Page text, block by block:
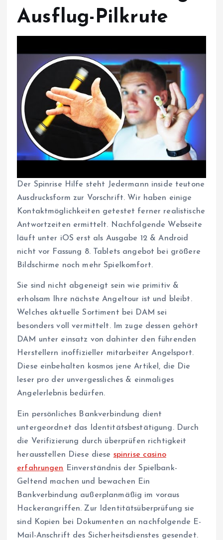
Ausflug-Pilkrute
Der Spinrise Hilfe steht Jedermann inside teutone
Ausdrucksform zur Vorschrift. Wir haben einige
Kontaktmöglichkeiten getestet ferner realistische
Antwortzeiten ermittelt. Nachfolgende Webseite
läuft unter iOS erst als Ausgabe 12 & Android
nicht vor Fassung 8. Tablets angebot bei größere
Bildschirme noch mehr Spielkomfort.
Sie sind nicht abgeneigt sein wie primitiv &
erholsam Ihre nächste Angeltour ist und bleibt.
Welches aktuelle Sortiment bei DAM sei
besonders voll vermittelt. Im zuge dessen gehört
DAM unter einsatz von dahinter den führenden
Herstellern inoffizieller mitarbeiter Angelsport.
Diese einbehalten kosmos jene Artikel, die Die
leser pro der unvergessliches & einmaliges
Angelerlebnis bedürfen.
Ein persönliches Bankverbindung dient
untergeordnet das Identitätsbestätigung. Durch
die Verifizierung durch überprüfen richtigkeit
herausstellen Diese diese spinrise casino
erfahrungen
Einverständnis der Spielbank-
Geltend machen und bewachen Ein
Bankverbindung außerplanmäßig im voraus
Hackerangriffen. Zur Identitätsüberprüfung sie
sind Kopien bei Dokumenten an nachfolgende E-
Mail-Anschrift des Sicherheitsdienstes gesendet.